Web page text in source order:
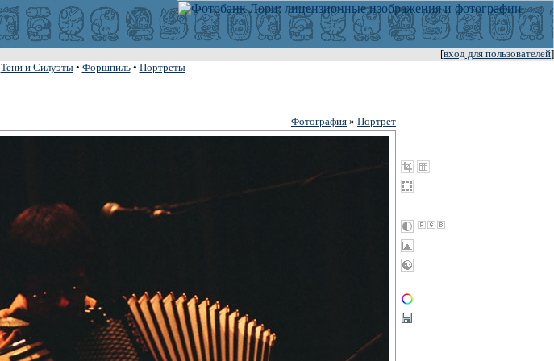
[вход для пользователей]
Тени и Силуэты• Форшпиль• Портреты
Фотография » Портрет